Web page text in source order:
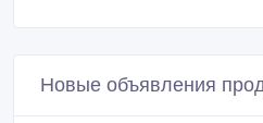
Новые объявления